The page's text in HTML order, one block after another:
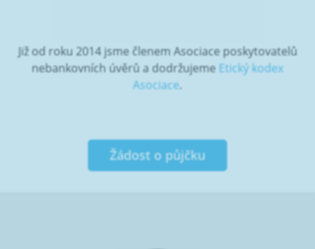
Již od roku 2014 jsme členem Asociace poskytovatelů
nebankovních úvěrů a dodržujeme Etický kodex
Asociace.
Žádost o půjčku